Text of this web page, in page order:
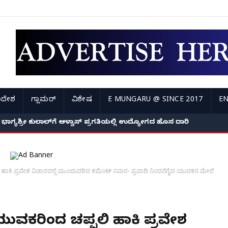
ಗ್ಲಾಮರ್ ವಿಶೇಷ E MUNGARU @ SINCE 2017
ಕುಲಾಲ್‌ಗೆ ಆಳ್ವಾಸ್ ಪ್ರಗತಿಯಲ್ಲಿ ಉದ್ಯೋಗದ ಹೊಸ ದಾರಿ
ವೃದ್ಧೆಯ ಮೇಲೆ ಹಲ್ಲೆ ನಡೆಸಿ ಚಿನ್ನಾಭರಣ ದರೋಡೆ ಪ್ರಕರಣ; 3
ಪ್ರವೇಶ ವಿಚಾರದಲ್ಲಿ ಮುಂದುವರಿದ ಕಮೆಂಟ್ ಸಮರ- ಪ್ರವಾದಿ ನಿಂದನೆಗೈದ ಯುವಕನ ಮೇಲೆ
ಚಪ್ಪಲಿ ಹಾಕಿ ಪ್ರವೇಶ